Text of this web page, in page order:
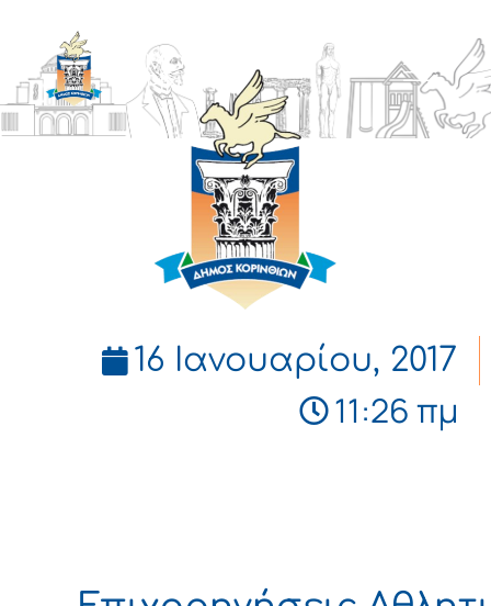
ΔΗΜΟΣ
ΚΟΡΙΝΘΙΩΝ
16 Ιανουαρίου, 2017
11:26 πμ